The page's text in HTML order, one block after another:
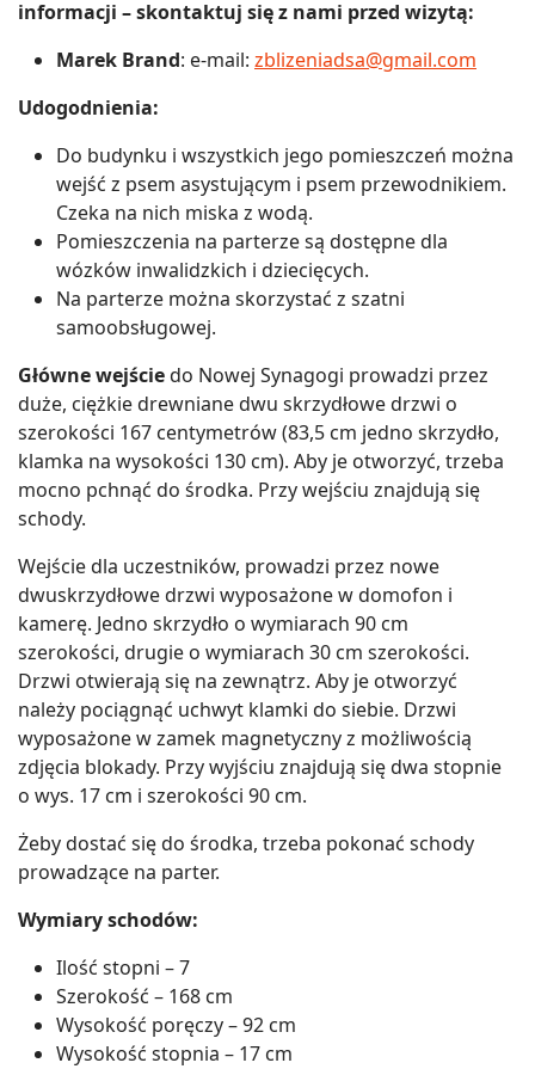
informacji – skontaktuj się z nami przed wizytą:
Marek Brand: e-mail: zblizeniadsa@gmail.com
Udogodnienia:
Do budynku i wszystkich jego pomieszczeń można
wejść z psem asystującym i psem przewodnikiem.
Czeka na nich miska z wodą.
Pomieszczenia na parterze są dostępne dla
wózków inwalidzkich i dziecięcych.
Na parterze można skorzystać z szatni
samoobsługowej.
Główne wejściedo Nowej Synagogi prowadzi przez
duże, ciężkie drewniane dwu skrzydłowe drzwi o
szerokości 167 centymetrów (83,5 cm jedno skrzydło,
klamka na wysokości 130 cm). Aby je otworzyć, trzeba
mocno pchnąć do środka. Przy wejściu znajdują się
schody.
Wejście dla uczestników, prowadzi przez nowe
dwuskrzydłowe drzwi wyposażone w domofon i
kamerę. Jedno skrzydło o wymiarach 90 cm
szerokości, drugie o wymiarach 30 cm szerokości.
Drzwi otwierają się na zewnątrz. Aby je otworzyć
należy pociągnąć uchwyt klamki do siebie. Drzwi
wyposażone w zamek magnetyczny z możliwością
zdjęcia blokady. Przy wyjściu znajdują się dwa stopnie
o wys. 17 cm i szerokości 90 cm.
Żeby dostać się do środka, trzeba pokonać schody
prowadzące na parter.
Wymiary schodów:
Ilość stopni – 7
Szerokość – 168 cm
Wysokość poręczy – 92 cm
Wysokość stopnia – 17 cm